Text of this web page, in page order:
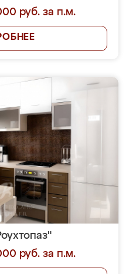
руб. за п.м.
руб. за п.м.